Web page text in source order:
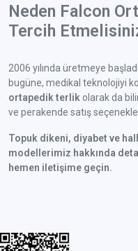
Neden Falcon
Tercih
2006 yılında üretmeye
bugüne, medikal teknolojiyi
ortapedik terlik olarak da
ve perakende satış
Topuk dikeni, diyabet ve
modellerimiz hakkında
hemen iletişime geçin.